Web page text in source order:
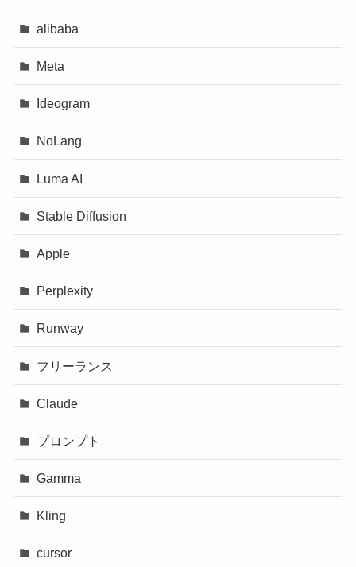
alibaba
Meta
Ideogram
NoLang
Luma AI
Stable Diffusion
Apple
Perplexity
Runway
フリーランス
Claude
プロンプト
Gamma
Kling
cursor